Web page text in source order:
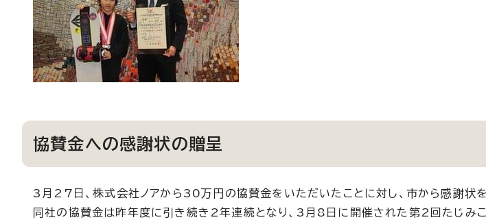
協賛金への感謝状の贈呈
3月27日、株式会社ノアから30万円の協賛金をいただいたことに対し、市から感謝状を
同社の協賛金は昨年度に引き続き2年連続となり、3月8日に開催された第2回たじみ